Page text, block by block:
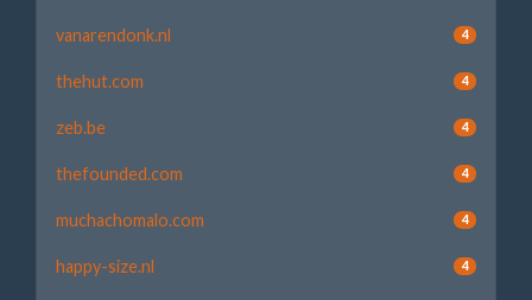
vanarendonk.nl 4
thehut.com 4
zeb.be 4
thefounded.com 4
muchachomalo.com 4
happy-size.nl 4